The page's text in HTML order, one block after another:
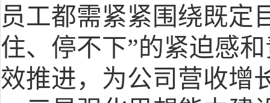
员工都需紧紧围绕既定
住、停不下”的紧迫感
效推进，为公司营收增